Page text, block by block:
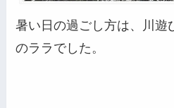
暑い日の過ごし方は、川遊
のララでした。